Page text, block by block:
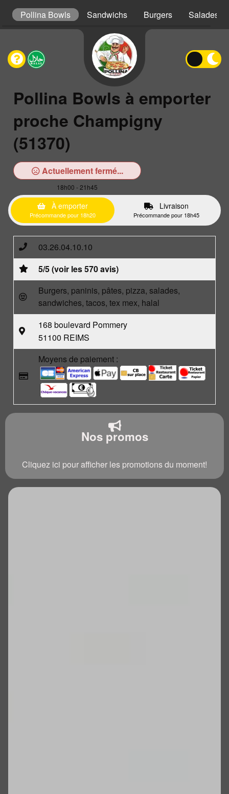
Pollina Bowls Sandwichs Burgers Salades
Pollina Bowls à emporter
proche Champigny
(51370)
Actuellement fermé...
18h00 - 21h45
À emporter
Précommande pour 18h20
Livraison
Précommande pour 18h45
03.26.04.10.10
5/5 (voir les 570 avis)
Burgers, paninis, pâtes, pizza, salades,
sandwiches, tacos, tex mex, halal
168 boulevard Pommery
51100 REIMS
Moyens de paiement :
Nos promos
Cliquez ici pour afficher les promotions du moment!